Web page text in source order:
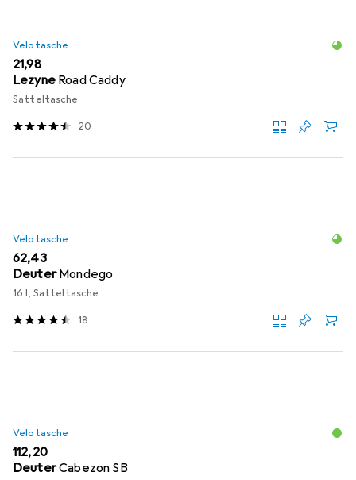
Velotasche
EUR
21,98
Lezyne Road Caddy
Satteltasche
20
Velotasche
EUR
62,43
Deuter Mondego
16 l, Satteltasche
18
Velotasche
EUR
112,20
DeuterCabezon SB